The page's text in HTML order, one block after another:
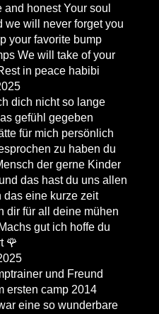
and honest Your soul
we will never forget you
your favorite bump
We will take of your
in peace habibi
dich nicht so lange
gefühl gegeben
für mich persönlich
zu haben du
der gerne Kinder
das hast du uns allen
eine kurze zeit
dir für all deine mühen
gut ich hoffe du
🌹
und Freund
ersten camp 2014
eine so wunderbare